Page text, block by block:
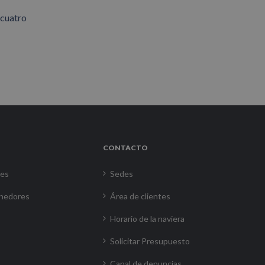
CONTACTO
Sedes
Área de clientes
Horario de la naviera
Solicitar Presupuesto